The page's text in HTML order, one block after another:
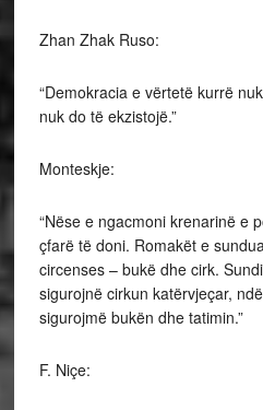
Zhan Zhak Ruso:
“Demokracia e vërtetë kurrë
nuk do të ekzistojë.”
Monteskje:
“Nëse e ngacmoni krenarinë e
çfarë të doni. Romakët e
circenses – bukë dhe cirk.
sigurojnë cirkun katërvjeçar,
sigurojmë bukën dhe tatimin.”
F. Niçe: